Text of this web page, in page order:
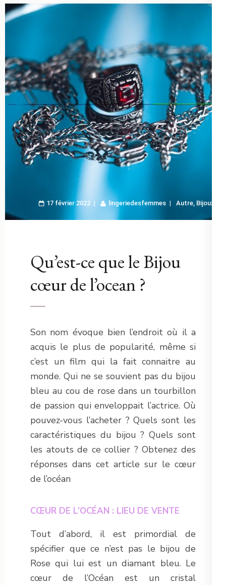
17 février 2022 lingeriedesfemmes Autre, Bijoux
Qu’est-ce que le Bijou
cœur de l’ocean ?
Son nom évoque bien l’endroit où il a
acquis le plus de popularité, même si
c’est un film qui la fait connaitre au
monde. Qui ne se souvient pas du bijou
bleu au cou de rose dans un tourbillon
de passion qui enveloppait l’actrice. Où
pouvez-vous l’acheter ? Quels sont les
caractéristiques du bijou ? Quels sont
les atouts de ce collier ? Obtenez des
réponses dans cet article sur le cœur
de l’océan
CŒUR DE L’OCÉAN : LIEU DE VENTE
Tout d’abord, il est primordial de
spécifier que ce n’est pas le bijou de
Rose qui lui est un diamant bleu. Le
cœur de l’Océan est un cristal